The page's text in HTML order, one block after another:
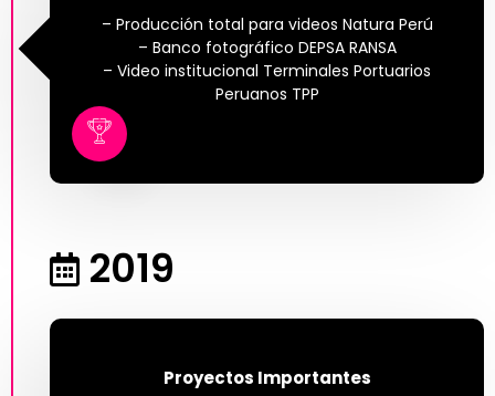
– Producción total para videos Natura Perú
– Banco fotográfico DEPSA RANSA
– Video institucional Terminales Portuarios
Peruanos TPP
Proyectos Importantes
2019